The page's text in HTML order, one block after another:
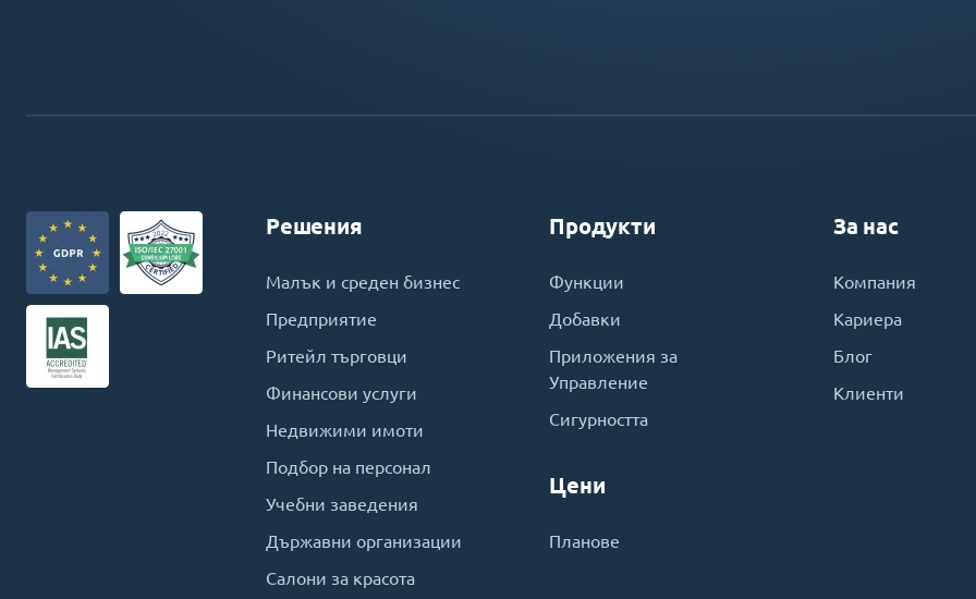
Решения
Малък и среден бизнес
Предприятие
Ритейл търговци
Финансови услуги
Недвижими имоти
Подбор на персонал
Учебни заведения
Държавни организации
Салони за красота
Продукти
Функции
Добавки
Приложения за
Управление
Сигурността
Цени
Планове
За нас
Компания
Кариера
Блог
Клиенти